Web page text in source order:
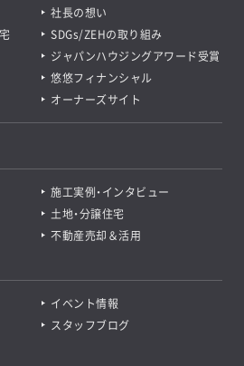
社長の想い
SDGs/ZEHの取り組み
ジャパンハウジングアワード受賞
悠悠フィナンシャル
オーナーズサイト
施工実例・インタビュー
土地・分譲住宅
不動産売却＆活用
イベント情報
スタッフブログ